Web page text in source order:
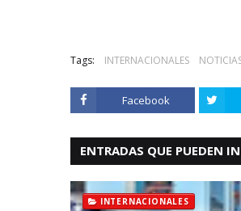
Tags: INTERNACIONALES
Facebook
ENTRADAS QUE PUEDEN
INTERNACIONALES